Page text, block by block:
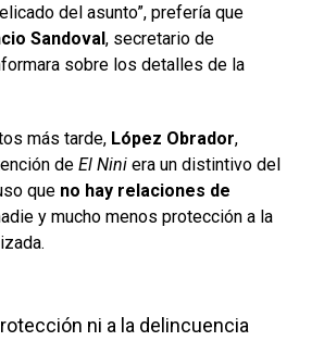
del asunto”, prefería que
Sandoval, secretario de
sobre los detalles de la
más tarde, López Obrador,
de El Nini era un distintivo del
que no hay relaciones de
y mucho menos protección a la
ni a la delincuencia